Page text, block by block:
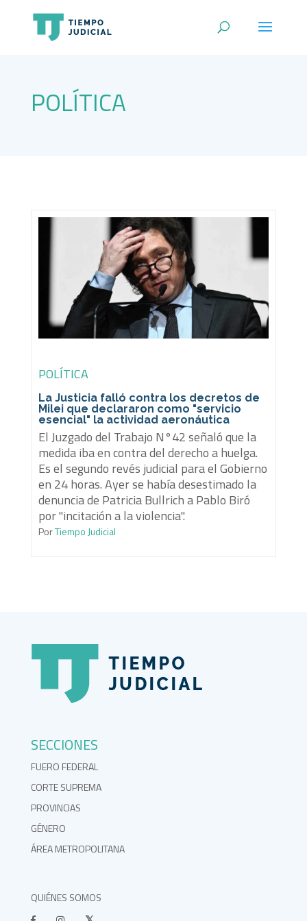
POLÍTICA
POLÍTICA
La Justicia falló contra los decretos de
Milei que declararon como "servicio
esencial" la actividad aeronáutica
El Juzgado del Trabajo N°42 señaló que la
medida iba en contra del derecho a huelga.
Es el segundo revés judicial para el Gobierno
en 24 horas. Ayer se había desestimado la
denuncia de Patricia Bullrich a Pablo Biró
por "incitación a la violencia".
PorTiempo Judicial
SECCIONES
FUERO FEDERAL
CORTE SUPREMA
PROVINCIAS
GÉNERO
ÁREA METROPOLITANA
QUIÉNES SOMOS